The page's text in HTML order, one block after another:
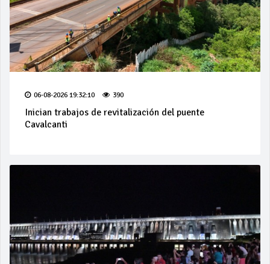
06-08-2026 19:32:10 390
Inician trabajos de revitalización del puente
Cavalcanti